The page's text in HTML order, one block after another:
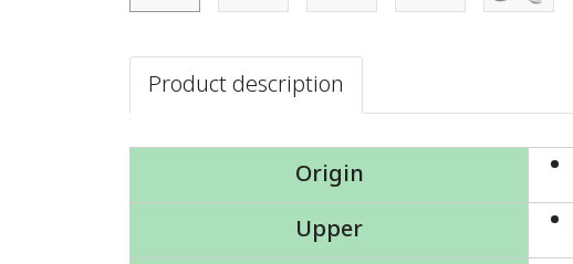
Product description
Origin
Upper